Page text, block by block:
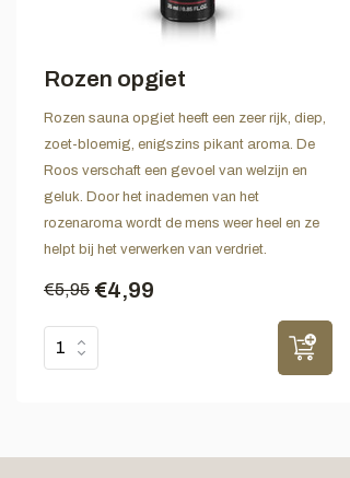
Rozen opgiet
Rozen sauna opgiet heeft een zeer rijk, diep,
zoet-bloemig, enigszins pikant aroma. De
Roos verschaft een gevoel van welzijn en
geluk. Door het inademen van het
rozenaroma wordt de mens weer heel en ze
helpt bij het verwerken van verdriet.
€5,95 €4,99